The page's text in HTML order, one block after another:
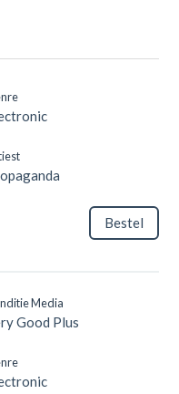
Bestel
Media
Good Plus